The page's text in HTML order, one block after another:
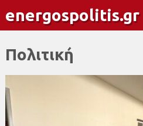
energospolitis.gr
Πολιτική